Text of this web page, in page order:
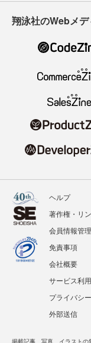
翔泳社のWebメ
ヘルプ
著作権・リ
会員情報管理
免責事項
会社概要
サービス利
プライバシ
外部送信